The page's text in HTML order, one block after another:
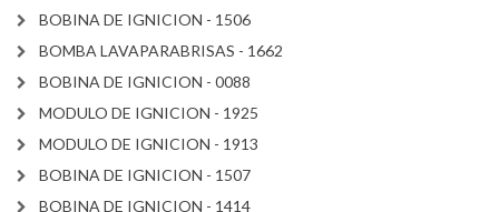
BOBINA DE IGNICION - 1506
BOMBA LAVAPARABRISAS - 1662
BOBINA DE IGNICION - 0088
MODULO DE IGNICION - 1925
MODULO DE IGNICION - 1913
BOBINA DE IGNICION - 1507
BOBINA DE IGNICION - 1414